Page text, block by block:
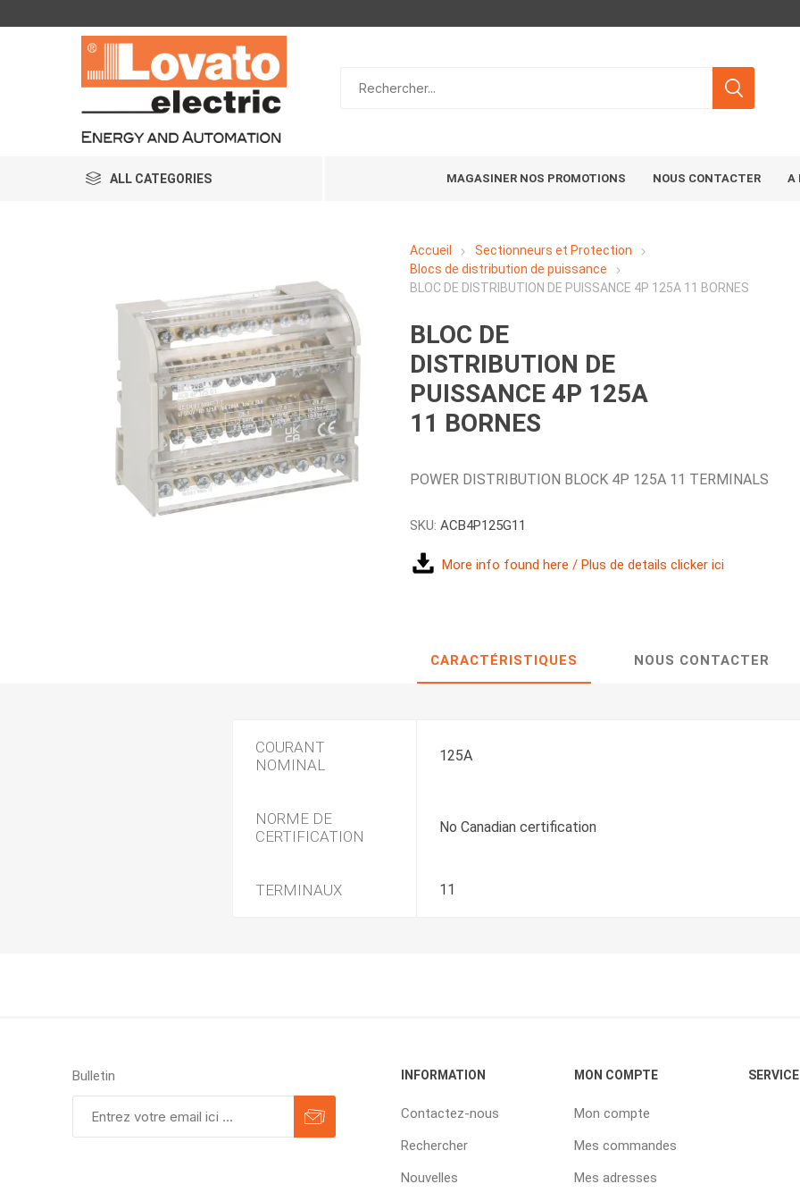
ALL CATEGORIES MAGASINER NOS PROMOTIONS NOUS CONTACTER A
Accueil
Sectionneurs et Protection
Blocs de distribution de puissance
BLOC DE DISTRIBUTION DE PUISSANCE 4P 125A 11 BORNES
BLOC DE
DISTRIBUTION DE
PUISSANCE 4P 125A
11 BORNES
POWER DISTRIBUTION BLOCK 4P 125A 11 TERMINALS
SKU: ACB4P125G11
More info found here / Plus de details clicker ici
CARACTÉRISTIQUES NOUS CONTACTER
COURANT
NOMINAL
125A
NORME DE
CERTIFICATION
No Canadian certification
TERMINAUX 11
Bulletin INFORMATION
Contactez-nous
Rechercher
Nouvelles
MON COMPTE
Mon compte
Mes commandes
Mes adresses